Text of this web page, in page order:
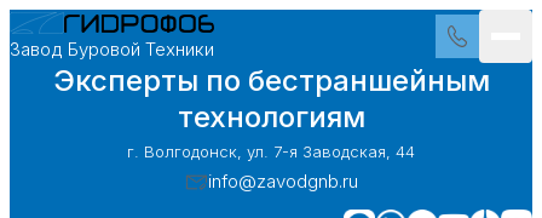
Завод Буровой Техники
Эксперты по бестраншейным
технологиям
г. Волгодонск, ул. 7-я Заводская, 44
info@zavodgnb.ru